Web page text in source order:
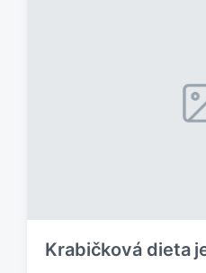
Krabičková dieta